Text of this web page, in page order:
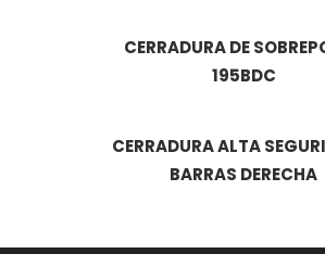
CERRADURA DE
195BDC
CERRADURA ALTA
BARRAS DERECHA